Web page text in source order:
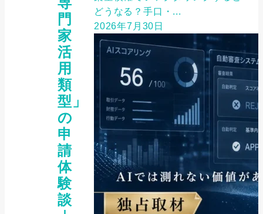
門
家
活
用
類
型」
の
申
請
体
験
談
どうなる？手口・...
2026年7月30日